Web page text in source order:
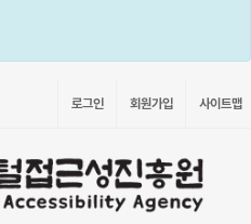
로그인 회원가입 사이트맵